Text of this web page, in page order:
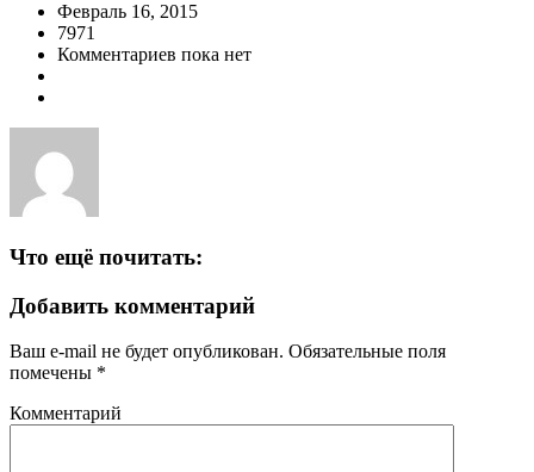
Февраль 16, 2015
7971
Комментариев пока нет
Что ещё почитать:
Добавить комментарий
Ваш e-mail не будет опубликован. Обязательные поля
помечены *
Комментарий